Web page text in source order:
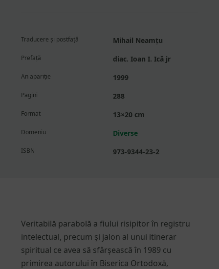
Traducere și postfață Mihail Neamțu
Prefață diac. Ioan I. Ică jr
An apariție 1999
Pagini 288
Format 13×20 cm
Domeniu Diverse
ISBN 973-9344-23-2
Veritabilă parabolă a fiului risipitor în registru
intelectual, precum și jalon al unui itinerar
spiritual ce avea să sfârșească în 1989 cu
primirea autorului în Biserica Ortodoxă,